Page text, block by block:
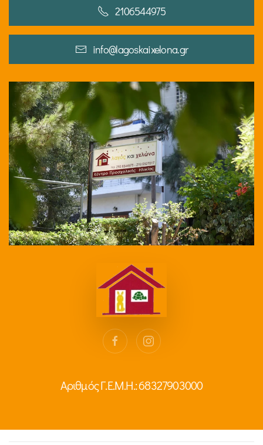
2106544975
info@lagoskaixelona.gr
Αριθμός Γ.Ε.Μ.Η.: 68327903000